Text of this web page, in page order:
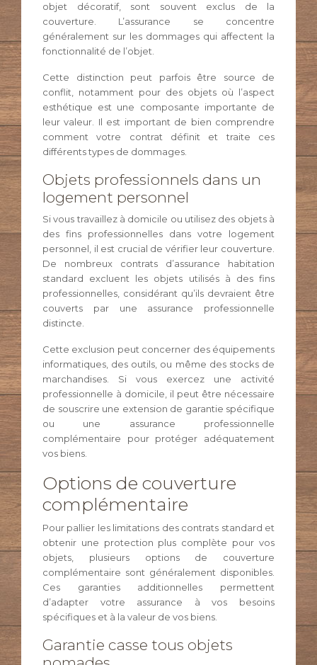
objet décoratif, sont souvent exclus de la
couverture. L’assurance se concentre
généralement sur les dommages qui affectent la
fonctionnalité de l’objet.
Cette distinction peut parfois être source de
conflit, notamment pour des objets où l’aspect
esthétique est une composante importante de
leur valeur. Il est important de bien comprendre
comment votre contrat définit et traite ces
différents types de dommages.
Objets professionnels dans un
logement personnel
Si vous travaillez à domicile ou utilisez des objets à
des fins professionnelles dans votre logement
personnel, il est crucial de vérifier leur couverture.
De nombreux contrats d’assurance habitation
standard excluent les objets utilisés à des fins
professionnelles, considérant qu’ils devraient être
couverts par une assurance professionnelle
distincte.
Cette exclusion peut concerner des équipements
informatiques, des outils, ou même des stocks de
marchandises. Si vous exercez une activité
professionnelle à domicile, il peut être nécessaire
de souscrire une extension de garantie spécifique
ou une assurance professionnelle
complémentaire pour protéger adéquatement
vos biens.
Options de couverture
complémentaire
Pour pallier les limitations des contrats standard et
obtenir une protection plus complète pour vos
objets, plusieurs options de couverture
complémentaire sont généralement disponibles.
Ces garanties additionnelles permettent
d’adapter votre assurance à vos besoins
spécifiques et à la valeur de vos biens.
Garantie casse tous objets